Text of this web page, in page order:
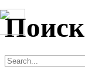
Поиск